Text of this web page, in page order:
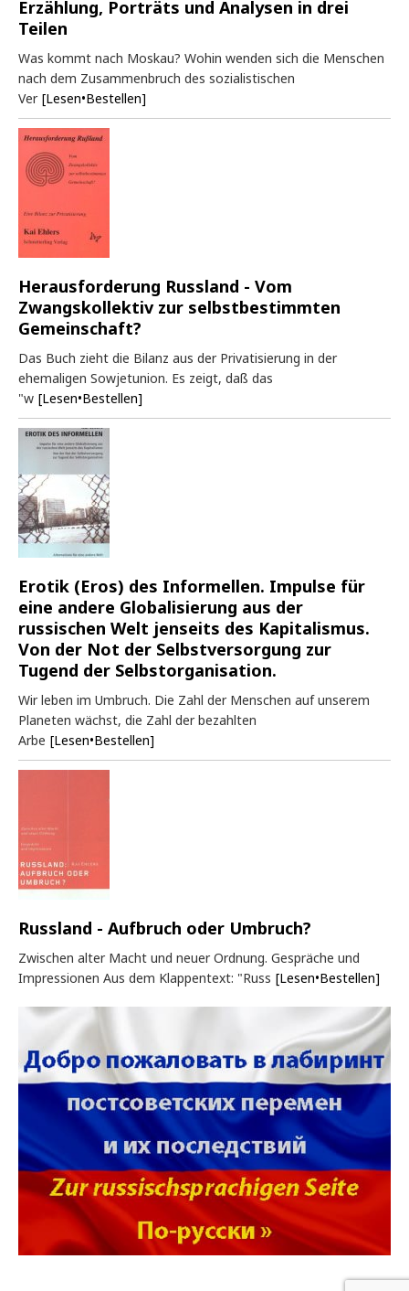
Erzählung, Porträts und Analysen in drei
Teilen
Was kommt nach Moskau? Wohin wenden sich die Menschen
nach dem Zusammenbruch des sozialistischen
Ver [Lesen•Bestellen]
Herausforderung Russland - Vom
Zwangskollektiv zur selbstbestimmten
Gemeinschaft?
Das Buch zieht die Bilanz aus der Privatisierung in der
ehemaligen Sowjetunion. Es zeigt, daß das
"w [Lesen•Bestellen]
Erotik (Eros) des Informellen. Impulse für
eine andere Globalisierung aus der
russischen Welt jenseits des Kapitalismus.
Von der Not der Selbstversorgung zur
Tugend der Selbstorganisation.
Wir leben im Umbruch. Die Zahl der Menschen auf unserem
Planeten wächst, die Zahl der bezahlten
Arbe [Lesen•Bestellen]
Russland - Aufbruch oder Umbruch?
Zwischen alter Macht und neuer Ordnung. Gespräche und
Impressionen Aus dem Klappentext: "Russ [Lesen•Bestellen]